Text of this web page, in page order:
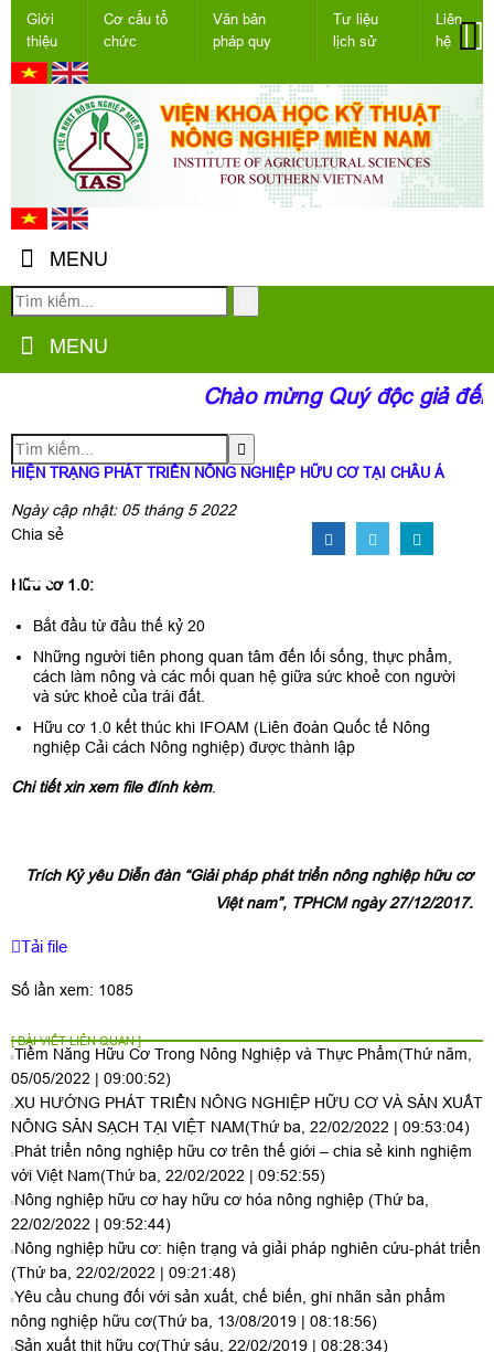
Giới
thiệu
Cơ cấu tổ
chức
Văn bản
pháp quy
Tư liệu
lịch sử
Liên
hệ
MENU
MENU
Chào mừng Quý độc giả
HIỆN TRẠNG PHÁT TRIỂN NÔNG NGHIỆP HỮU CƠ TẠI CHÂU Á
Ngày cập nhật: 05 tháng 5 2022
Chia sẻ
Hữu cơ 1.0:
Bắt đầu từ đầu thế kỷ 20
Những người tiên phong quan tâm đến lối sống, thực phẩm,
cách làm nông và các mối quan hệ giữa sức khoẻ con người
và sức khoẻ của trái đất.
Hữu cơ 1.0 kết thúc khi IFOAM (Liên đoàn Quốc tế Nông
nghiệp Cải cách Nông nghiệp) được thành lập
Chi tiết xin xem file đính kèm.
Trích Kỷ yêu Diễn đàn “Giải pháp phát triển nông nghiệp hữu cơ
Việt nam”, TPHCM ngày 27/12/2017.
Tải file
Số lần xem: 1085
[ BÀI VIẾT LIÊN QUAN ]
Tiềm Năng Hữu Cơ Trong Nông Nghiệp và Thực Phẩm(Thứ năm,
05/05/2022 | 09:00:52)
XU HƯỚNG PHÁT TRIỂN NÔNG NGHIỆP HỮU CƠ VÀ SẢN XUẤT
NÔNG SẢN SẠCH TẠI VIỆT NAM(Thứ ba, 22/02/2022 | 09:53:04)
Phát triển nông nghiệp hữu cơ trên thế giới – chia sẻ kinh nghiệm
với Việt Nam(Thứ ba, 22/02/2022 | 09:52:55)
Nông nghiệp hữu cơ hay hữu cơ hóa nông nghiệp (Thứ ba,
22/02/2022 | 09:52:44)
Nông nghiệp hữu cơ: hiện trạng và giải pháp nghiên cứu-phát triển
(Thứ ba, 22/02/2022 | 09:21:48)
Yêu cầu chung đối với sản xuất, chế biến, ghi nhãn sản phẩm
nông nghiệp hữu cơ(Thứ ba, 13/08/2019 | 08:18:56)
Sản xuất thịt hữu cơ(Thứ sáu, 22/02/2019 | 08:28:34)